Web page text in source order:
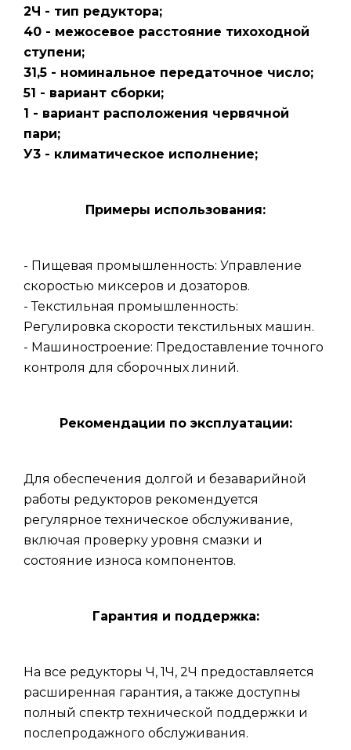
2Ч - тип редуктора;
40 - межосевое расстояние тихоходной
ступени;
31,5 - номинальное передаточное число;
51 - вариант сборки;
1 - вариант расположения червячной
пари;
У3 - климатическое исполнение;
Примеры использования:
- Пищевая промышленность: Управление
скоростью миксеров и дозаторов.
- Текстильная промышленность:
Регулировка скорости текстильных машин.
- Машиностроение: Предоставление точного
контроля для сборочных линий.
Рекомендации по эксплуатации:
Для обеспечения долгой и безаварийной
работы редукторов рекомендуется
регулярное техническое обслуживание,
включая проверку уровня смазки и
состояние износа компонентов.
Гарантия и поддержка:
На все редукторы Ч, 1Ч, 2Ч предоставляется
расширенная гарантия, а также доступны
полный спектр технической поддержки и
послепродажного обслуживания.